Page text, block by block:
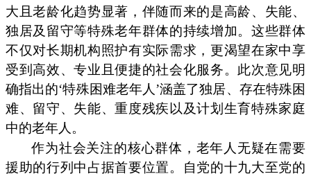
大且老龄化趋势显著，伴随而来的是高龄、失能、
独居及留守等特殊老年群体的持续增加。这些群体
不仅对长期机构照护有实际需求，更渴望在家中享
受到高效、专业且便捷的社会化服务。此次意见明
确指出的‘特殊困难老年人’涵盖了独居、存在特殊困
难、留守、失能、重度残疾以及计划生育特殊家庭
中的老年人。
作为社会关注的核心群体，老年人无疑在需要
援助的行列中占据首要位置。自党的十九大至党的